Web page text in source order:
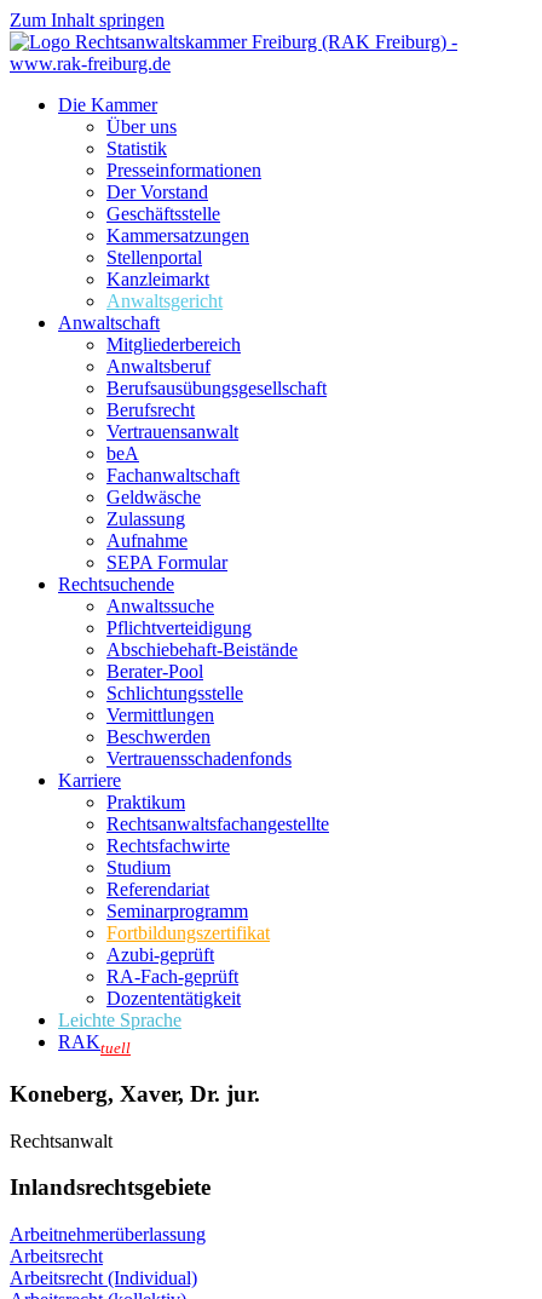
Zum Inhalt springen
Die Kammer
Über uns
Statistik
Presseinformationen
Der Vorstand
Geschäftsstelle
Kammersatzungen
Stellenportal
Kanzleimarkt
Anwaltsgericht
Anwaltschaft
Mitgliederbereich
Anwaltsberuf
Berufsausübungs­gesellschaft
Berufsrecht
Vertrauensanwalt
beA
Fachanwaltschaft
Geldwäsche
Zulassung
Aufnahme
SEPA Formular
Rechtsuchende
Anwaltssuche
Pflichtverteidigung
Abschiebehaft-Beistände
Berater-Pool
Schlichtungsstelle
Vermittlungen
Beschwerden
Vertrauensschadenfonds
Karriere
Praktikum
Rechtsanwalts­fachangestellte
Rechtsfachwirte
Studium
Referendariat
Seminarprogramm
Fortbildungszertifikat
Azubi-geprüft
RA-Fach-geprüft
Dozententätigkeit
Leichte Sprache
RAKtuell
Koneberg, Xaver, Dr. jur.
Rechtsanwalt
Inlandsrechtsgebiete
Arbeitnehmerüberlassung
Arbeitsrecht
Arbeitsrecht (Individual)